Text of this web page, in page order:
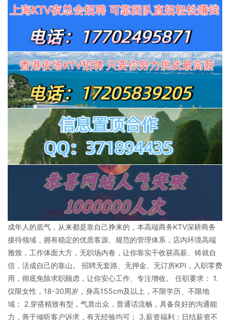
成年人的底气，从来都是靠自己挣来的，本高端商务KTV深耕商务
接待领域，拥有稳定的优质客源、规范的管理体系，店内环境高端
雅致，工作体面大方，无职场内卷，让你靠实干收获高薪、铸就自
信，活成自己的靠山。 招聘无套路、无押金、无订房KPI，入职零费
用，彻底免除求职顾虑，让你安心工作、专注增收。 任职要求： 1.
仅限女性，18-30周岁，身高155cm及以上，不限学历、不限地
域； 2.穿搭精致有型，气质出众，普通话流畅，具备良好的沟通能
力，善于倾听客户诉求，有无经验均可； 3.薪资福利：日结薪资不